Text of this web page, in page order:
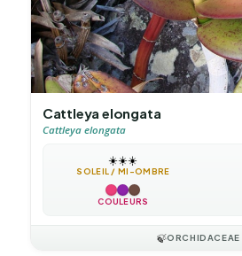
Cattleya elongata
Cattleya elongata
☀️☀️☀️
SOLEIL / MI-OMBRE
COULEURS
🍃ORCHIDACEAE